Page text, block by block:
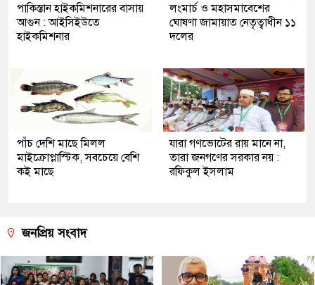
পাকিস্তান হাইকমিশনারের বাসায়
আগুন : আইসিইউতে
হাইকমিশনার
লংমার্চ ও মহাসমাবেশের
ঘোষণা জামায়াত নেতৃত্বাধীন ১১
দলের
পাঁচ দেশি মাছে মিলল
মাইক্রোপ্লাস্টিক, সবচেয়ে বেশি
কই মাছে
যারা গণভোটের রায় মানে না,
তারা জনগণের সরকার নয় :
রফিকুল ইসলাম
জনপ্রিয় সংবাদ